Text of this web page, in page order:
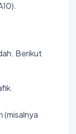
Berikut
(misalnya